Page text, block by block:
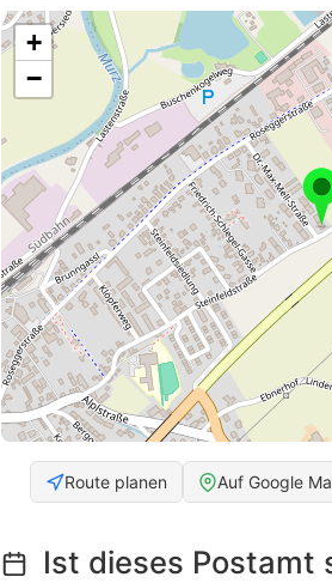
+
−
Route planen Auf Google
Ist dieses Postamt